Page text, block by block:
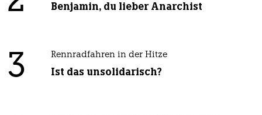
Benjamin, du lieber Anarchist
3 Rennradfahren in der Hitze
Ist das unsolidarisch?